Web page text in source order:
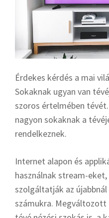
Érdekes kérdés a mai
Sokaknak ugyan van
szoros értelmében
nagyon sokaknak a
rendelkeznek.
Internet alapon és
használnak stream-
szolgáltatják az
számukra. Megváltozott